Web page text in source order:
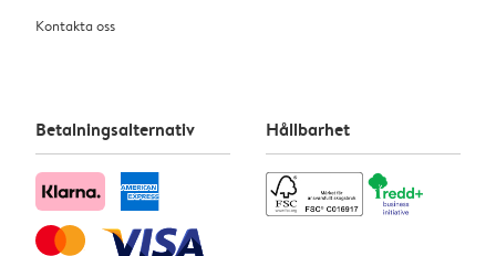
Kontakta oss
Betalningsalternativ Hållbarhet